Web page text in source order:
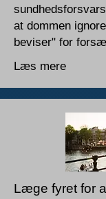
at dommen
beviser" for
Læs mere
Læge fyret for